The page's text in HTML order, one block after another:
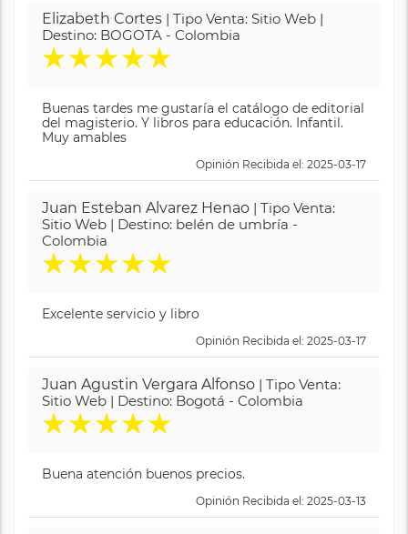
Elizabeth Cortes | Tipo Venta: Sitio Web |
Destino: BOGOTA - Colombia
★★★★★
Buenas tardes me gustaría el catálogo de editorial
del magisterio. Y libros para educación. Infantil.
Muy amables
Opinión Recibida el: 2025-03-17
Juan Esteban Alvarez Henao | Tipo Venta:
Sitio Web | Destino: belén de umbría -
Colombia
★★★★★
Excelente servicio y libro
Opinión Recibida el: 2025-03-17
Juan Agustin Vergara Alfonso | Tipo Venta:
Sitio Web | Destino: Bogotá - Colombia
★★★★★
Buena atención buenos precios.
Opinión Recibida el: 2025-03-13